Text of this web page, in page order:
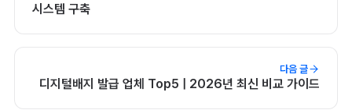
시스템 구축
다음 글
디지털배지 발급 업체 Top5 | 2026년 최신 비교 가이드